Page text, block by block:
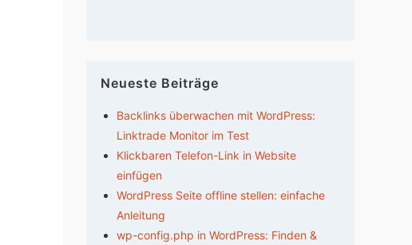
Neueste Beiträge
Backlinks überwachen mit WordPress:
Linktrade Monitor im Test
Klickbaren Telefon-Link in Website
einfügen
WordPress Seite offline stellen: einfache
Anleitung
wp-config.php in WordPress: Finden &